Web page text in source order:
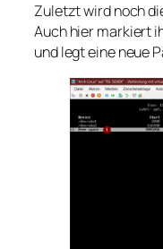
Zuletzt wird noch
Auch hier markiert
und legt eine neue